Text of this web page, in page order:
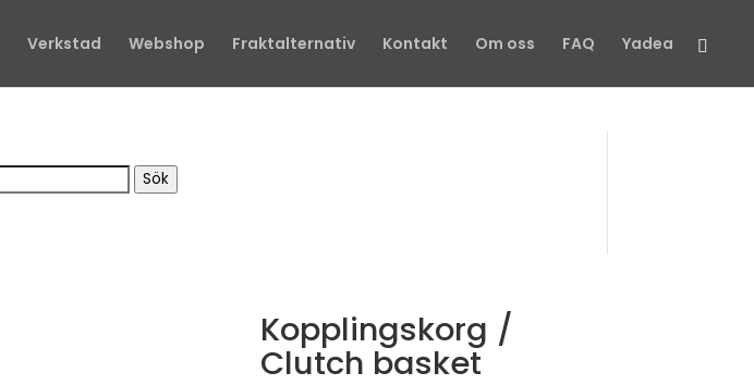
Verkstad Webshop Fraktalternativ Kontakt Om oss FAQ Yadea
Sök
Kopplingskorg /
Clutch basket